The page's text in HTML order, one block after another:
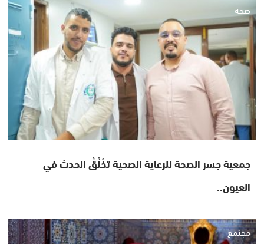
صحة
جمعية جسر الصحة للرعاية الصحية تَخْلُقُ الحدث في
العيون..
مجتمع